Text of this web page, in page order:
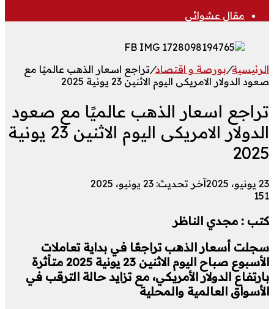
مقال عشوائي
الرئيسية/بورصة و اقتصاد/تراجع اسعار الذهب عالميًا مع
صعود الدولار الامريكى اليوم الاثنين 23 يونية 2025
تراجع اسعار الذهب عالميًا مع صعود
الدولار الامريكى اليوم الاثنين 23 يونية
2025
23 يونيو، 2025
آخر تحديث: 23 يونيو، 2025
151
كتب : مجدي الناظر
سجلت أسعار الذهب تراجعًا في بداية تعاملات
الأسبوع صباح اليوم الاثنين 23 يونية 2025 متأثرة
بارتفاع الدولار الأمريكي، مع تزايد حالة الترقب في
الأسواق العالمية والمحلية